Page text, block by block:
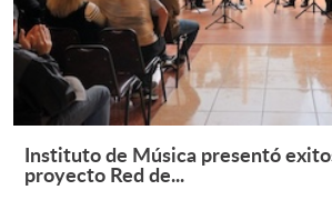
Instituto de Música presentó
proyecto Red de...